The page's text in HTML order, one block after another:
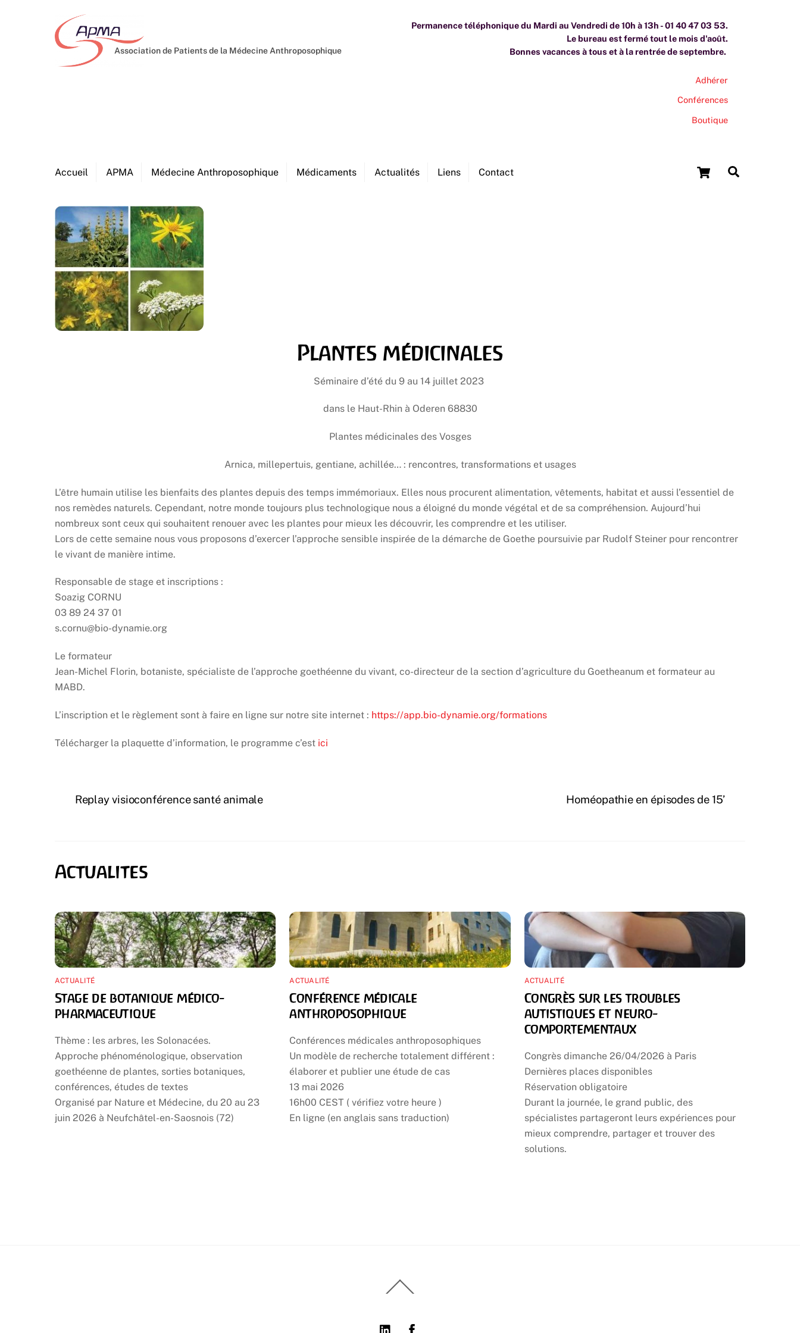
Association de Patients de la Médecine Anthroposophique
Cart
Accueil APMA Médecine Anthroposophique Médicaments Actualités Liens Contact
Permanence téléphonique du Mardi au Vendredi de 10h à 13h - 01 40 47 03 53.
Le bureau est fermé tout le mois d'août.
Bonnes vacances à tous et à la rentrée de septembre.
Adhérer
Conférences
Boutique
Plantes médicinales
Séminaire d’été du 9 au 14 juillet 2023
dans le Haut-Rhin à Oderen 68830
Plantes médicinales des Vosges
Arnica, millepertuis, gentiane, achillée… : rencontres, transformations et usages
L’être humain utilise les bienfaits des plantes depuis des temps immémoriaux. Elles nous procurent alimentation, vêtements, habitat et aussi l’essentiel de
nos remèdes naturels. Cependant, notre monde toujours plus technologique nous a éloigné du monde végétal et de sa compréhension. Aujourd’hui
nombreux sont ceux qui souhaitent renouer avec les plantes pour mieux les découvrir, les comprendre et les utiliser.
Lors de cette semaine nous vous proposons d’exercer l’approche sensible inspirée de la démarche de Goethe poursuivie par Rudolf Steiner pour rencontrer
le vivant de manière intime.
Responsable de stage et inscriptions :
Soazig CORNU
03 89 24 37 01
s.cornu@bio-dynamie.org
Le formateur
Jean-Michel Florin, botaniste, spécialiste de l’approche goethéenne du vivant, co-directeur de la section d’agriculture du Goetheanum et formateur au
MABD.
L’inscription et le règlement sont à faire en ligne sur notre site internet : https://app.bio-dynamie.org/formations
Télécharger la plaquette d’information, le programme c’est ici
Replay visioconférence santé animale Homéopathie en épisodes de 15’
ACTUALITÉ
Stage de botanique médico-
pharmaceutique
Thème : les arbres, les Solonacées.
Approche phénoménologique, observation
goethéenne de plantes, sorties botaniques,
conférences, études de textes
Organisé par Nature et Médecine, du 20 au 23
juin 2026 à Neufchâtel-en-Saosnois (72)
ACTUALITÉ
Conférence médicale
anthroposophique
Conférences médicales anthroposophiques
Un modèle de recherche totalement différent :
élaborer et publier une étude de cas
13 mai 2026
16h00 CEST ( vérifiez votre heure )
En ligne (en anglais sans traduction)
ACTUALITÉ
Congrès sur les troubles
autistiques et neuro-
comportementaux
Congrès dimanche 26/04/2026 à Paris
Dernières places disponibles
Réservation obligatoire
Durant la journée, le grand public, des
spécialistes partageront leurs expériences pour
mieux comprendre, partager et trouver des
solutions.
To